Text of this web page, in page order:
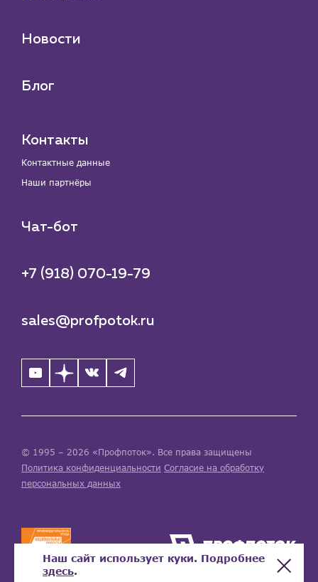
Новости
Блог
Контакты
Контактные данные
Наши партнёры
Чат-бот
+7 (918) 070-19-79
sales@profpotok.ru
© 1995 – 2026 «Профпоток». Все права защищены
Политика конфиденциальности Согласие на обработку
персональных данных
Наш сайт использует куки. Подробнее
здесь.